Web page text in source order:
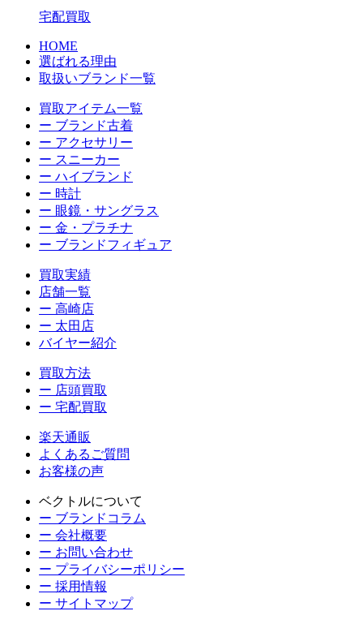
宅配買取
HOME
選ばれる理由
取扱いブランド一覧
買取アイテム一覧
ー ブランド古着
ー アクセサリー
ー スニーカー
ー ハイブランド
ー 時計
ー 眼鏡・サングラス
ー 金・プラチナ
ー ブランドフィギュア
買取実績
店舗一覧
ー 高崎店
ー 太田店
バイヤー紹介
買取方法
ー 店頭買取
ー 宅配買取
楽天通販
よくあるご質問
お客様の声
ベクトルについて
ー ブランドコラム
ー 会社概要
ー お問い合わせ
ー プライバシーポリシー
ー 採用情報
ー サイトマップ